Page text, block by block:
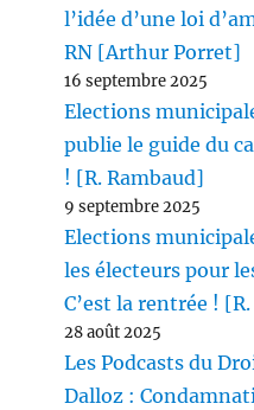
l’idée d’une loi
RN [Arthur Porret]
16 septembre 2025
Elections
publie le guide du
! [R. Rambaud]
9 septembre 2025
Elections
les électeurs pour
C’est la rentrée !
28 août 2025
Les Podcasts du
Dalloz :